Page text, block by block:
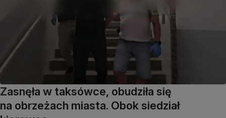
Zasnęła w taksówce, obudziła się
na obrzeżach miasta. Obok siedział